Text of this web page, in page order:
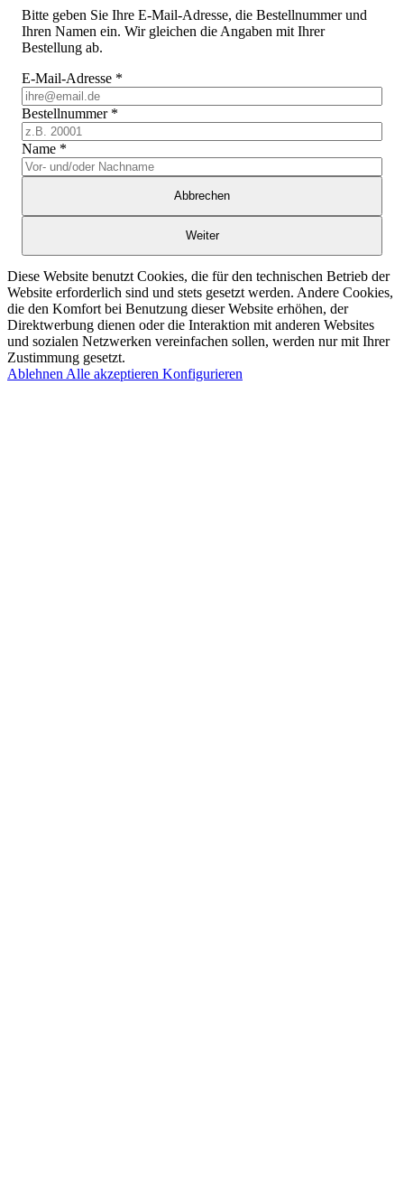
Bitte geben Sie Ihre E-Mail-Adresse, die Bestellnummer und
Ihren Namen ein. Wir gleichen die Angaben mit Ihrer
Bestellung ab.
E-Mail-Adresse *
Bestellnummer *
Name *
Abbrechen
Weiter
Diese Website benutzt Cookies, die für den technischen Betrieb der
Website erforderlich sind und stets gesetzt werden. Andere Cookies,
die den Komfort bei Benutzung dieser Website erhöhen, der
Direktwerbung dienen oder die Interaktion mit anderen Websites
und sozialen Netzwerken vereinfachen sollen, werden nur mit Ihrer
Zustimmung gesetzt.
Ablehnen Alle akzeptieren Konfigurieren